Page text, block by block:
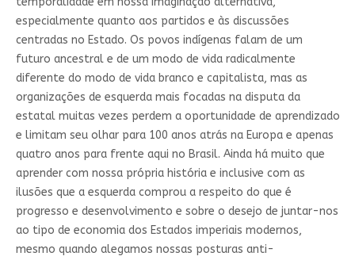
especialmente quanto aos partidos e às discussões
centradas no Estado. Os povos indígenas falam de um
futuro ancestral e de um modo de vida radicalmente
diferente do modo de vida branco e capitalista, mas as
organizações de esquerda mais focadas na disputa da
estatal muitas vezes perdem a oportunidade de aprendizado
e limitam seu olhar para 100 anos atrás na Europa e apenas
quatro anos para frente aqui no Brasil. Ainda há muito que
aprender com nossa própria história e inclusive com as
ilusões que a esquerda comprou a respeito do que é
progresso e desenvolvimento e sobre o desejo de juntar-nos
ao tipo de economia dos Estados imperiais modernos,
mesmo quando alegamos nossas posturas anti-